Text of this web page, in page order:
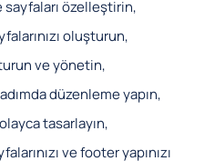
sayfaları özelleştirin,
oluşturun,
ve yönetin,
düzenleme yapın,
tasarlayın,
ve footer yapınızı